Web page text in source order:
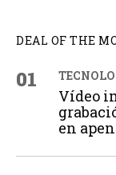
DEAL OF THE
01
Vídeo
en